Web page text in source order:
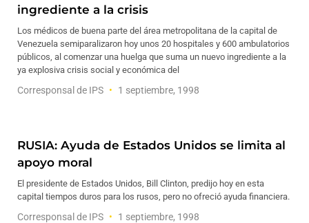
ingrediente a la crisis
Los médicos de buena parte del área metropolitana de la capital de
Venezuela semiparalizaron hoy unos 20 hospitales y 600 ambulatorios
públicos, al comenzar una huelga que suma un nuevo ingrediente a la
ya explosiva crisis social y económica del
Corresponsal de IPS 1 septiembre, 1998
RUSIA: Ayuda de Estados Unidos se limita al
apoyo moral
El presidente de Estados Unidos, Bill Clinton, predijo hoy en esta
capital tiempos duros para los rusos, pero no ofreció ayuda financiera.
Corresponsal de IPS 1 septiembre, 1998